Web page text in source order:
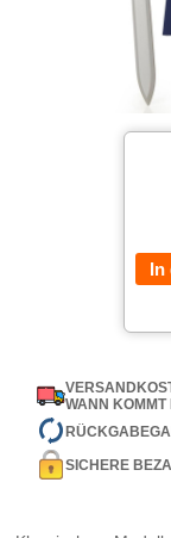
In
WANN KOMMT
SICHERE